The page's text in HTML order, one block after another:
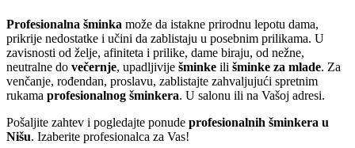
Profesionalna šminka može da istakne prirodnu lepotu dama,
prikrije nedostatke i učini da zablistaju u posebnim prilikama. U
zavisnosti od želje, afiniteta i prilike, dame biraju, od nežne,
neutralne do večernje, upadljivije šminke ili šminke za mlade. Za
venčanje, rođendan, proslavu, zablistajte zahvaljujući spretnim
rukama profesionalnog šminkera. U salonu ili na Vašoj adresi.
Pošaljite zahtev i pogledajte ponude profesionalnih šminkera u
Nišu. Izaberite profesionalca za Vas!